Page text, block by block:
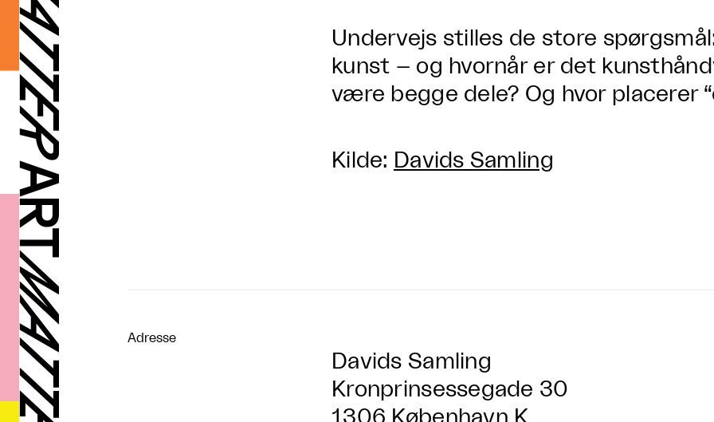
Undervejs stilles de store
kunst – og hvornår er det
være begge dele? Og hvor placerer
Kilde: Davids Samling
Adresse
Davids Samling
Kronprinsessegade 30
1306 København K